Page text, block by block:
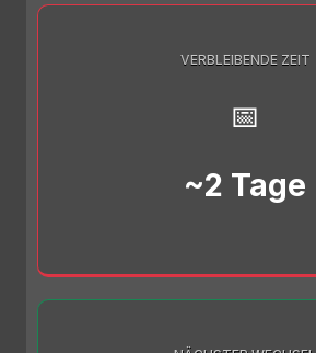
VERBLEIBENDE ZEIT
📅
~2 Tage